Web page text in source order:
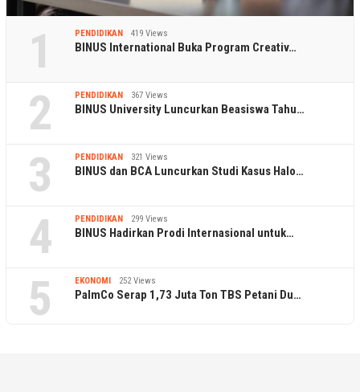
1 PENDIDIKAN 419 Views
BINUS International Buka Program Creativ…
2 PENDIDIKAN 367 Views
BINUS University Luncurkan Beasiswa Tahu…
3 PENDIDIKAN 321 Views
BINUS dan BCA Luncurkan Studi Kasus Halo…
4 PENDIDIKAN 299 Views
BINUS Hadirkan Prodi Internasional untuk…
5 EKONOMI 252 Views
PalmCo Serap 1,73 Juta Ton TBS Petani Du…